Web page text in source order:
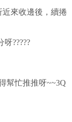
來收邊後，續捲
?????
幫忙推推呀~~3Q